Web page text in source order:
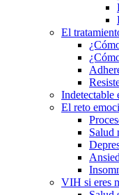
El
Indetectable
El reto
Salud
VIH si eres